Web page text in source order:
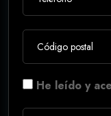
He leído y